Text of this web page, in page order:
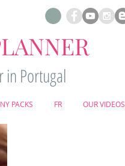
in Portugal
PACKS FR OUR VIDEOS